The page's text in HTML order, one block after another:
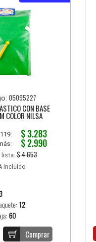
05095227
CON BASE
COLOR NILSA
$ 3.283
$ 2.990
lista:$ 4.653
Incluido
12
60
Comprar